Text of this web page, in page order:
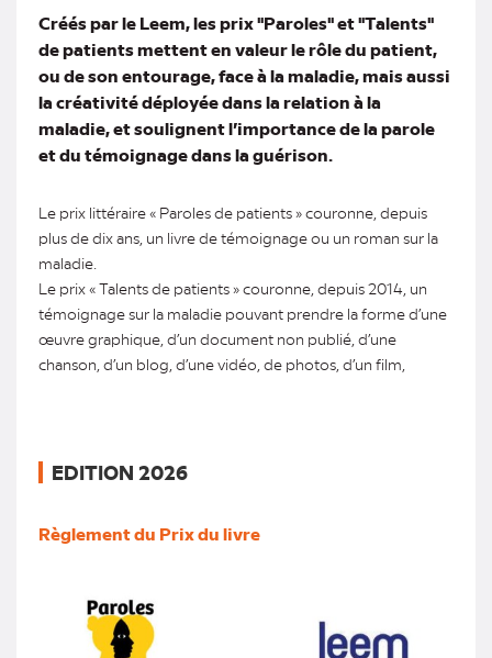
Créés par le Leem, les prix "Paroles" et "Talents"
de patients mettent en valeur le rôle du patient,
ou de son entourage, face à la maladie, mais aussi
la créativité déployée dans la relation à la
maladie, et soulignent l’importance de la parole
et du témoignage dans la guérison.
Le prix littéraire « Paroles de patients » couronne, depuis
plus de dix ans, un livre de témoignage ou un roman sur la
maladie.
Le prix « Talents de patients » couronne, depuis 2014, un
témoignage sur la maladie pouvant prendre la forme d’une
œuvre graphique, d’un document non publié, d’une
chanson, d’un blog, d’une vidéo, de photos, d’un film,
EDITION 2026
Règlement du Prix du livre